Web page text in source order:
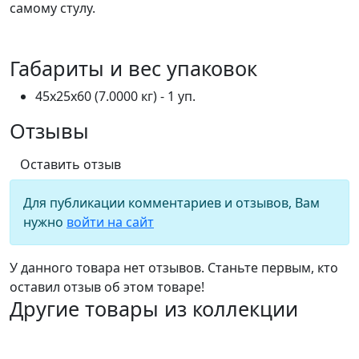
самому стулу.
Габариты и вес упаковок
45x25x60 (7.0000 кг) - 1 уп.
Отзывы
Оставить отзыв
Для публикации комментариев и отзывов, Вам
нужно войти на сайт
У данного товара нет отзывов. Станьте первым, кто
оставил отзыв об этом товаре!
Другие товары из коллекции